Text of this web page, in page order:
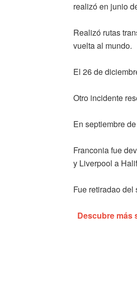
realizó en junio
Realizó rutas
vuelta al mundo.
El 26 de
Otro incidente
En septiembre
Franconia fue
y Liverpool a
Fue retiradao
Descubre más